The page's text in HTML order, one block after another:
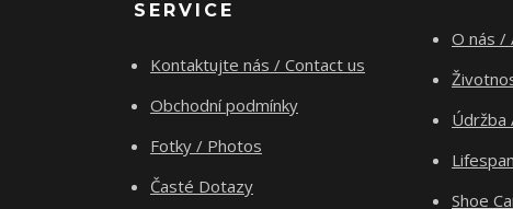
SERVICE
Kontaktujte nás / Contact us
Obchodní podmínky
Fotky / Photos
Časté Dotazy
O nás /
Údržba
Shoe